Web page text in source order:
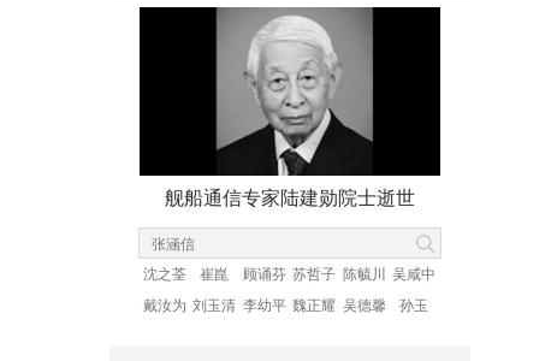
舰船通信专家陆建勋院士逝世
沈之荃 崔崑 顾诵芬 苏哲子 陈毓川
吴咸中
戴汝为 刘玉清 李幼平 魏正耀 吴德馨 孙玉